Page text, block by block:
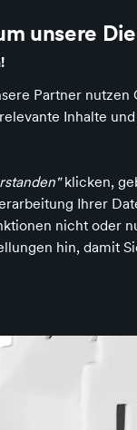
unsere
Partner
Inhalte
klicken,
Ihrer
nicht oder
hin, damit
Erwachsene